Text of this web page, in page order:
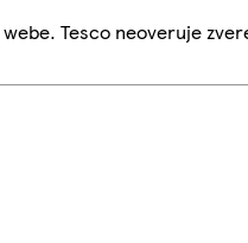
Tesco neoveruje